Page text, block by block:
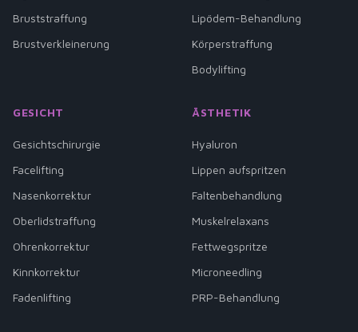
Bruststraffung
Brustverkleinerung
Lipödem-Behandlung
Körperstraffung
Bodylifting
GESICHT
Gesichtschirurgie
Facelifting
Nasenkorrektur
Oberlidstraffung
Ohrenkorrektur
Kinnkorrektur
Fadenlifting
ÄSTHETIK
Hyaluron
Lippen aufspritzen
Faltenbehandlung
Muskelrelaxans
Fettwegspritze
Microneedling
PRP-Behandlung